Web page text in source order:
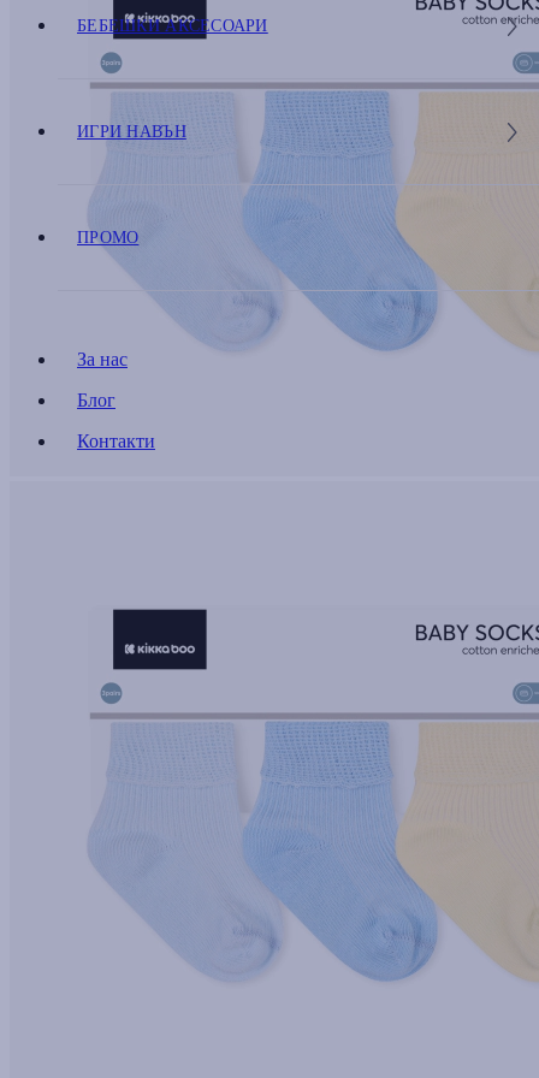
БЕБЕШКИ АКСЕСОАРИ
ИГРИ НАВЪН
ПРОМО
За нас
Блог
Контакти